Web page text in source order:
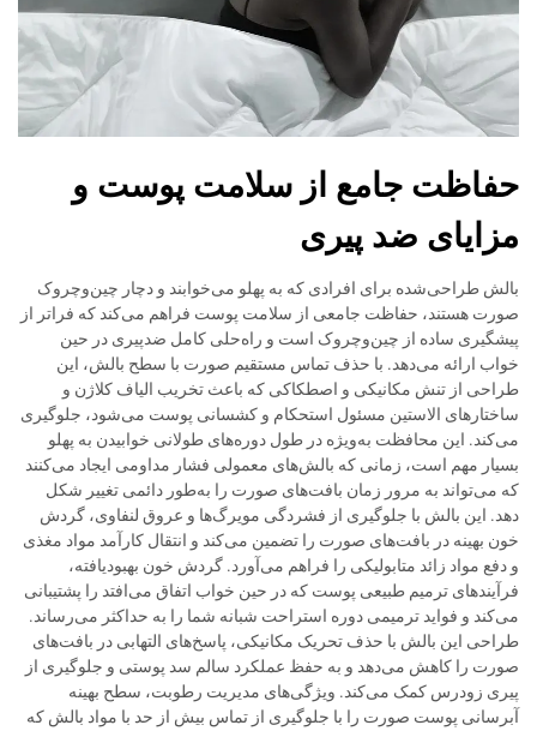
حفاظت جامع از سلامت پوست و
مزایای ضد پیری
بالش طراحی‌شده برای افرادی که به پهلو می‌خوابند و دچار چین‌وچروک
صورت هستند، حفاظت جامعی از سلامت پوست فراهم می‌کند که فراتر از
پیشگیری ساده از چین‌وچروک است و راه‌حلی کامل ضدپیری در حین
خواب ارائه می‌دهد. با حذف تماس مستقیم صورت با سطح بالش، این
طراحی از تنش مکانیکی و اصطکاکی که باعث تخریب الیاف کلاژن و
ساختارهای الاستین مسئول استحکام و کشسانی پوست می‌شود، جلوگیری
می‌کند. این محافظت به‌ویژه در طول دوره‌های طولانی خوابیدن به پهلو
بسیار مهم است، زمانی که بالش‌های معمولی فشار مداومی ایجاد می‌کنند
که می‌تواند به مرور زمان بافت‌های صورت را به‌طور دائمی تغییر شکل
دهد. این بالش با جلوگیری از فشردگی مویرگ‌ها و عروق لنفاوی، گردش
خون بهینه در بافت‌های صورت را تضمین می‌کند و انتقال کارآمد مواد مغذی
و دفع مواد زائد متابولیکی را فراهم می‌آورد. گردش خون بهبودیافته،
فرآیندهای ترمیم طبیعی پوست که در حین خواب اتفاق می‌افتد را پشتیبانی
می‌کند و فواید ترمیمی دوره استراحت شبانه شما را به حداکثر می‌رساند.
طراحی این بالش با حذف تحریک مکانیکی، پاسخ‌های التهابی در بافت‌های
صورت را کاهش می‌دهد و به حفظ عملکرد سالم سد پوستی و جلوگیری از
پیری زودرس کمک می‌کند. ویژگی‌های مدیریت رطوبت، سطح بهینه
آبرسانی پوست صورت را با جلوگیری از تماس بیش از حد با مواد بالش که